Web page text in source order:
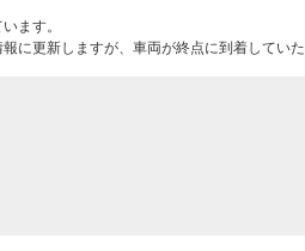
ます。
に更新しますが、車両が終点に到着してい